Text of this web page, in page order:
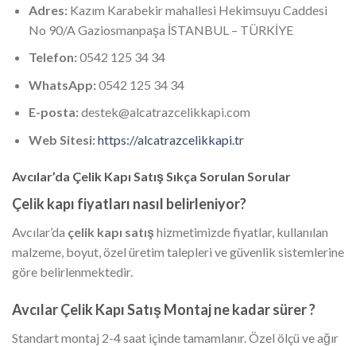
Adres:Kazım Karabekir mahallesi Hekimsuyu Caddesi
No 90/A Gaziosmanpaşa İSTANBUL – TÜRKİYE
Telefon:0542 125 34 34
WhatsApp:0542 125 34 34
E-posta:destek@alcatrazcelikkapi.com
Web Sitesi:https://alcatrazcelikkapi.tr
Avcılar’da Çelik Kapı Satış Sıkça Sorulan Sorular
Çelik kapı fiyatları nasıl belirleniyor?
Avcılar’da çelik kapı satışhizmetimizde fiyatlar, kullanılan
malzeme, boyut, özel üretim talepleri ve güvenlik sistemlerine
göre belirlenmektedir.
Avcılar Çelik Kapı Satış Montaj ne kadar sürer ?
Standart montaj 2-4 saat içinde tamamlanır. Özel ölçü ve ağır